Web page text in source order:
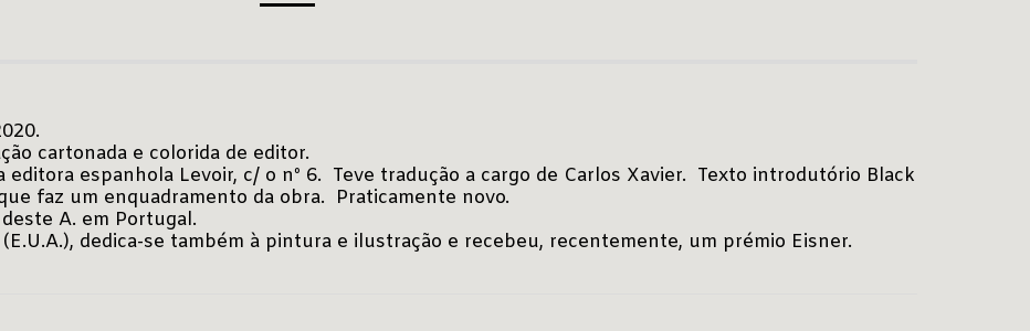
cartonada e colorida de editor.
editora espanhola Levoir, c/ o nº 6. Teve tradução a cargo de Carlos Xavier. Texto introdutório Black
faz um enquadramento da obra. Praticamente novo.
A. em Portugal.
dedica-se também à pintura e ilustração e recebeu, recentemente, um prémio Eisner.